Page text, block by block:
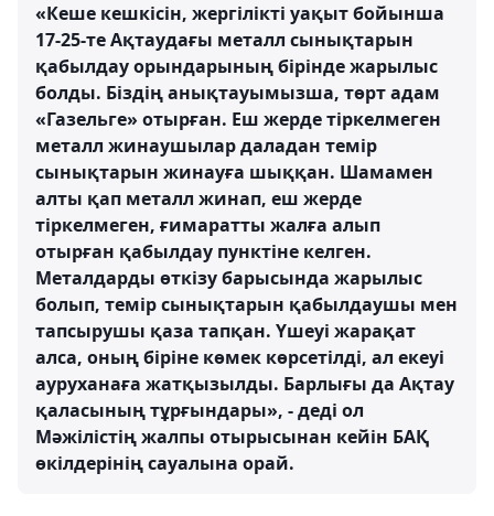
«Кеше кешкісін, жергілікті уақыт бойынша
17-25-те Ақтаудағы металл сынықтарын
қабылдау орындарының бірінде жарылыс
болды. Біздің анықтауымызша, төрт адам
«Газельге» отырған. Еш жерде тіркелмеген
металл жинаушылар даладан темір
сынықтарын жинауға шыққан. Шамамен
алты қап металл жинап, еш жерде
тіркелмеген, ғимаратты жалға алып
отырған қабылдау пунктіне келген.
Металдарды өткізу барысында жарылыс
болып, темір сынықтарын қабылдаушы мен
тапсырушы қаза тапқан. Үшеуі жарақат
алса, оның біріне көмек көрсетілді, ал екеуі
ауруханаға жатқызылды. Барлығы да Ақтау
қаласының тұрғындары», - деді ол
Мәжілістің жалпы отырысынан кейін БАҚ
өкілдерінің сауалына орай.